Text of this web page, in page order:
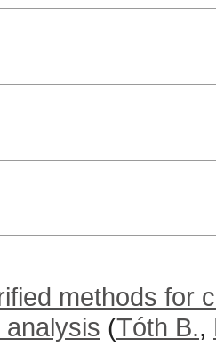
methods for
analysis (Tóth B.,